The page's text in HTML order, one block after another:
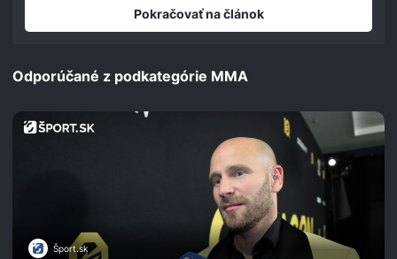
Pokračovať na článok
Odporúčané z podkategórie MMA
Šport.sk